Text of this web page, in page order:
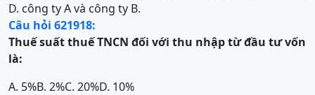
D. công ty A và công ty B.
Câu hỏi 621918:
Thuế suất thuế TNCN đối với thu nhập từ đầu tư vốn
là:
A. 5%B. 2%C. 20%D. 10%